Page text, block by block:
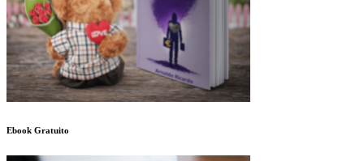
Ebook Gratuito